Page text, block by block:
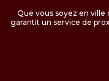
Que vous soyez en
garantit un service de